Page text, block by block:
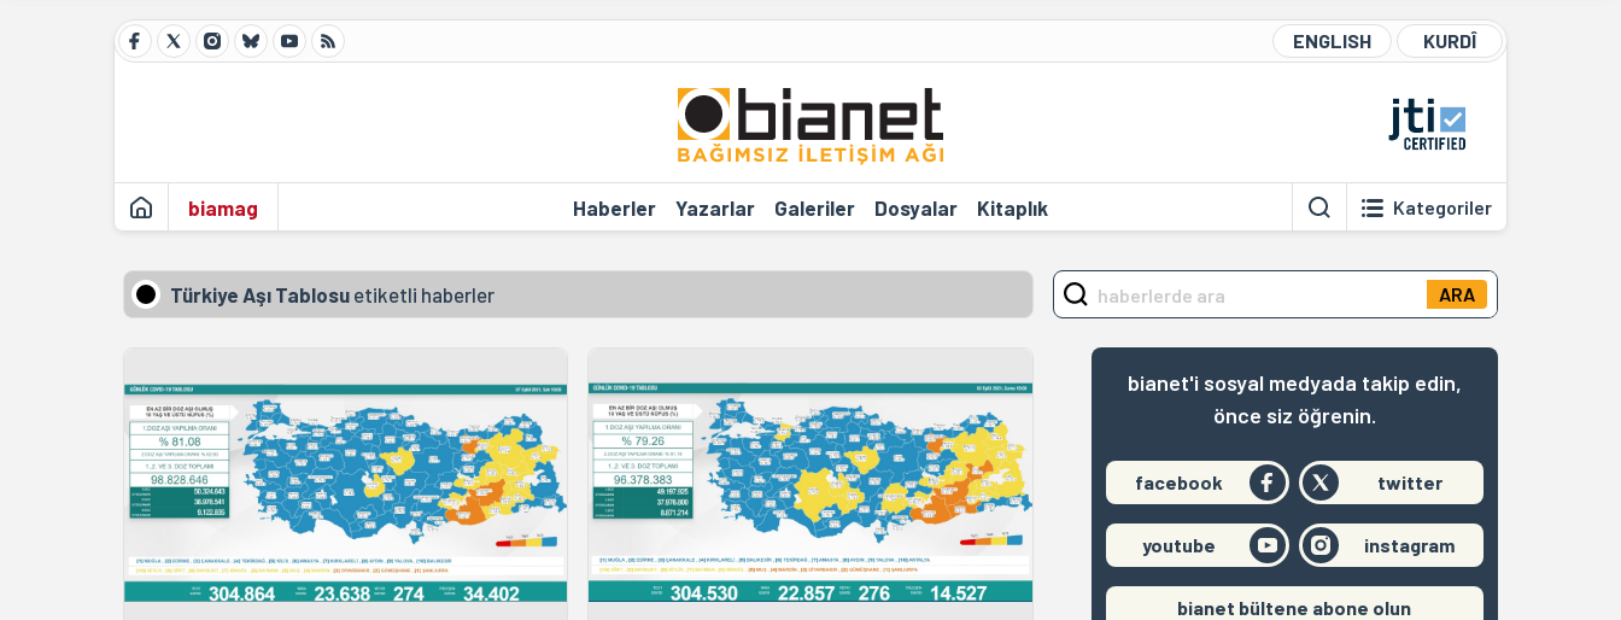
ENGLISH KURDÎ
biamag Haberler Yazarlar Galeriler Dosyalar Kitaplık Kategoriler
Türkiye Aşı Tablosu etiketli haberler ARA
bianet'i sosyal medyada takip edin,
önce siz öğrenin.
facebook twitter
youtube instagram
bianet bültene abone olun